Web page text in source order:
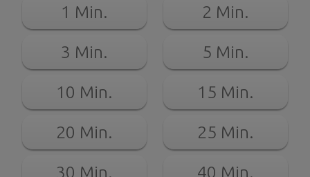
1 Min. 2 Min.
3 Min. 5 Min.
10 Min. 15 Min.
20 Min. 25 Min.
30 Min. 40 Min.